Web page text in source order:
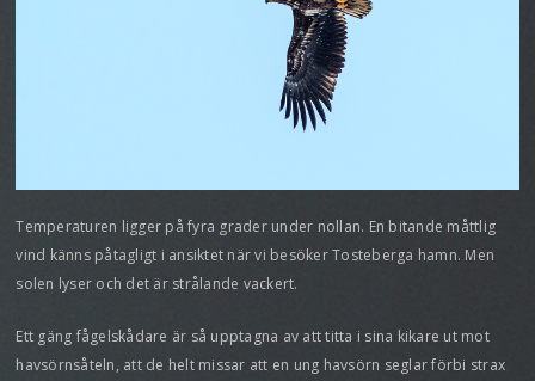
Temperaturen ligger på fyra grader under nollan. En bitande måttlig
vind känns påtagligt i ansiktet när vi besöker Tosteberga hamn. Men
solen lyser och det är strålande vackert.
Ett gäng fågelskådare är så upptagna av att titta i sina kikare ut mot
havsörnsåteln, att de helt missar att en ung havsörn seglar förbi strax